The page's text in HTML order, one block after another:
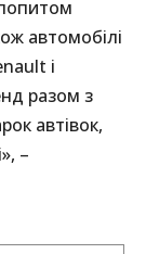
автомобілі
і
разом з
автівок,
–